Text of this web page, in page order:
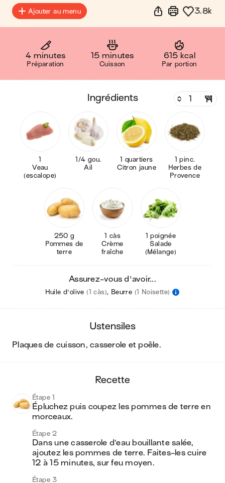
Ajouter au menu 3.8k
4 minutes
Préparation
15 minutes
Cuisson
615 kcal
Par portion
ingrédients
1
Veau
(escalope)
1/4 gou.
Ail
1 quartiers
Citron jaune
1 pinc.
Herbes de
Provence
250 g
Pommes de
terre
1 càs
Crème
fraîche
1 poignée
Salade
(Mélange)
Assurez-vous d'avoir...
Huile d'olive (1 càs), Beurre (1 Noisette)
ustensiles
plaques de cuisson, casserole et poêle.
recette
Étape 1
Épluchez puis coupez les pommes de terre en
morceaux.
Étape 2
Dans une casserole d’eau bouillante salée,
ajoutez les pommes de terre. Faites-les cuire
12 à 15 minutes, sur feu moyen.
Étape 3